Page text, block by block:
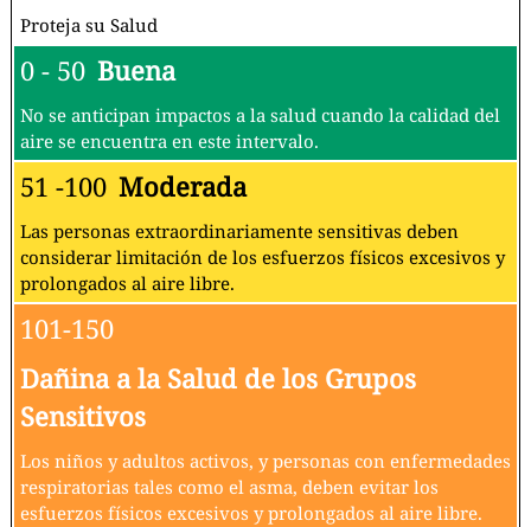
Proteja su Salud
0 - 50 Buena
No se anticipan impactos a la salud cuando la calidad del
aire se encuentra en este intervalo.
51 -100 Moderada
Las personas extraordinariamente sensitivas deben
considerar limitación de los esfuerzos físicos excesivos y
prolongados al aire libre.
101-150
Dañina a la Salud de los Grupos
Sensitivos
Los niños y adultos activos, y personas con enfermedades
respiratorias tales como el asma, deben evitar los
esfuerzos físicos excesivos y prolongados al aire libre.